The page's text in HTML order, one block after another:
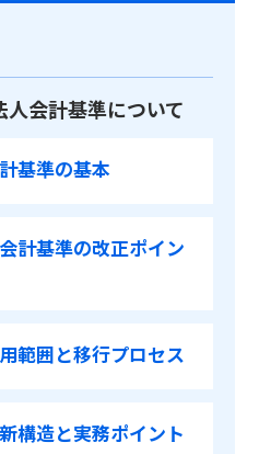
会計基準について
基準の基本
計基準の改正ポイン
範囲と移行プロセス
構造と実務ポイント